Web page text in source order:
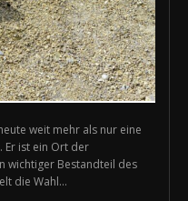
weit mehr als nur eine
Er ist ein Ort der
wichtiger Bestandteil des
die Wahl...